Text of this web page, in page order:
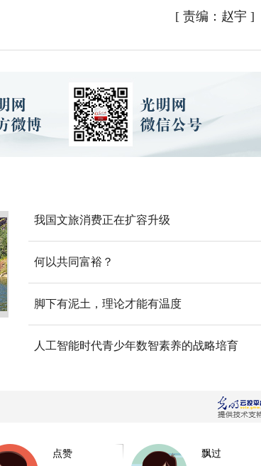
[ 责编：赵宇 ]
我国文旅消费正在扩容升级
何以共同富裕？
脚下有泥土，理论才能有温度
人工智能时代青少年数智素养的战略培育
点赞 飘过